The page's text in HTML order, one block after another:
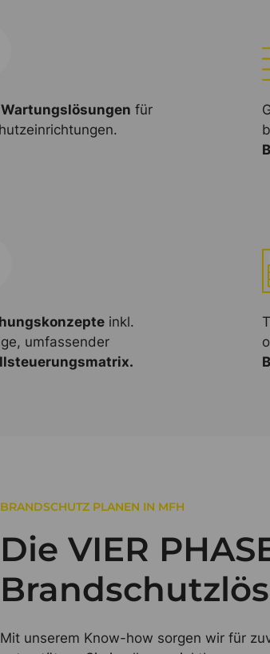
für
inkl.
umfassender
BRANDSCHUTZ PLANEN IN MFH
Die VIER
Mit unserem Know-how sorgen wir für